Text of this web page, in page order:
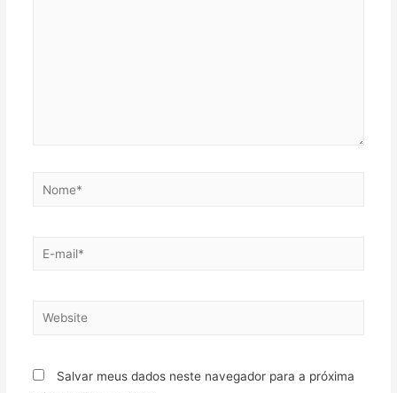
Salvar meus dados neste navegador para a próxima